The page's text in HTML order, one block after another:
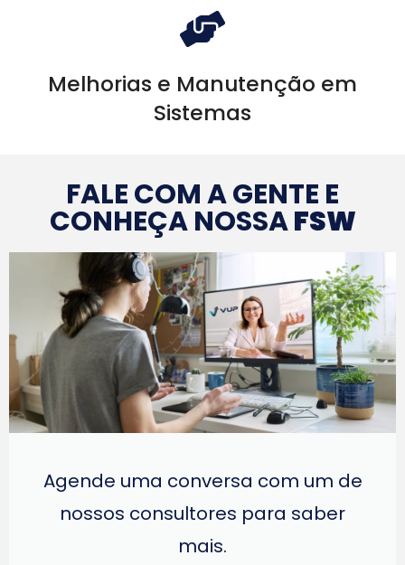
Melhorias e Manutenção em
Sistemas
FALE COM A GENTE E
CONHEÇA NOSSAFSW
Agende uma conversa com um de
nossos consultores para saber
mais.